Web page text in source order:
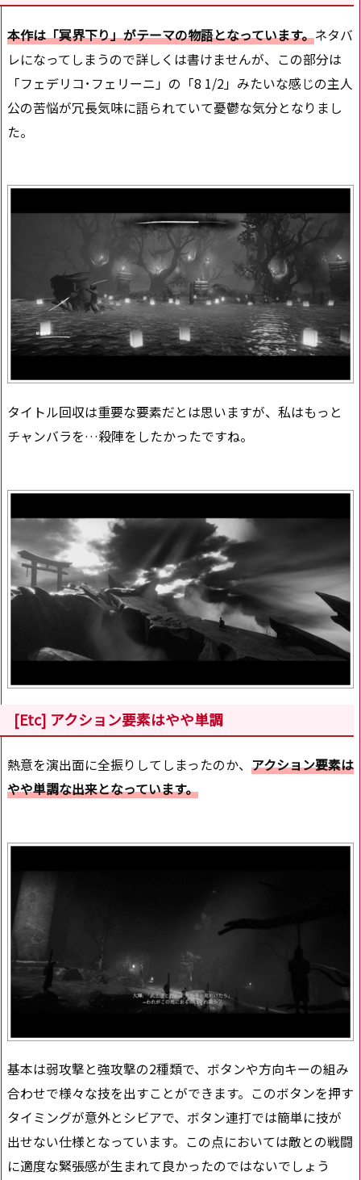
本作は「冥界下り」がテーマの物語となっています。ネタバ
レになってしまうので詳しくは書けませんが、この部分は
「フェデリコ･フェリーニ」の「8 1/2」みたいな感じの主人
公の苦悩が冗長気味に語られていて憂鬱な気分となりまし
た。
タイトル回収は重要な要素だとは思いますが、私はもっと
チャンバラを…殺陣をしたかったですね。
[Etc] アクション要素はやや単調
熱意を演出面に全振りしてしまったのか、 アクション要素は
やや単調な出来となっています。
基本は弱攻撃と強攻撃の2種類で、ボタンや方向キーの組み
合わせで様々な技を出すことができます。このボタンを押す
タイミングが意外とシビアで、ボタン連打では簡単に技が
出せない仕様となっています。この点においては敵との戦闘
に適度な緊張感が生まれて良かったのではないでしょう